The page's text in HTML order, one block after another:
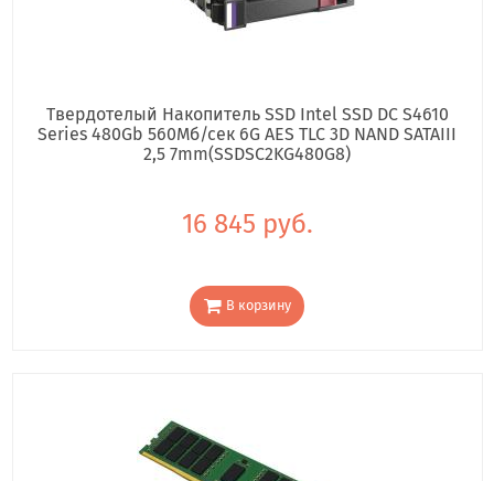
Твердотелый Накопитель SSD Intel SSD DC S4610
Series 480Gb 560Мб/сек 6G AES TLC 3D NAND SATAIII
2,5 7mm(SSDSC2KG480G8)
16 845 руб.
В корзину